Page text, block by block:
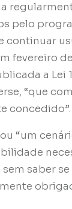
pelo
continuar
fevereiro
a Lei
“que
concedido”.
“um
saber